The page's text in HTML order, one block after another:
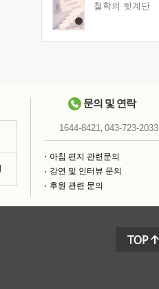
철학의 뒷계단
문의 및 연락
1644-8421, 043-723-2033
아침 편지 관련문의
강연 및 인터뷰 문의
후원 관련 문의